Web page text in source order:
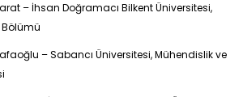
– İhsan Doğramacı Bilkent Üniversitesi,
– Sabancı Üniversitesi, Mühendislik ve